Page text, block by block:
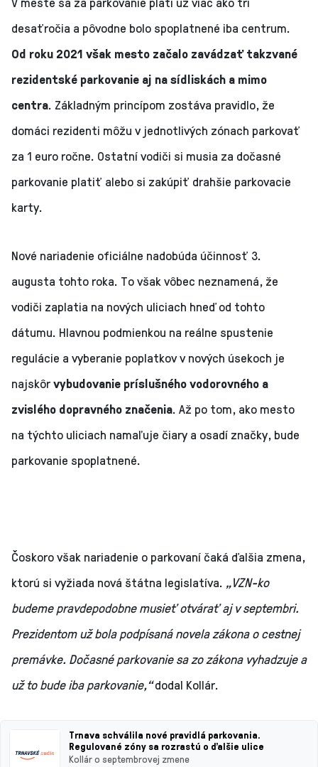
desaťročia a pôvodne bolo spoplatnené iba centrum.
Od roku 2021 však mesto začalo zavádzať takzvané
rezidentské parkovanie aj na sídliskách a mimo
centra. Základným princípom zostáva pravidlo, že
domáci rezidenti môžu v jednotlivých zónach parkovať
za 1 euro ročne. Ostatní vodiči si musia za dočasné
parkovanie platiť alebo si zakúpiť drahšie parkovacie
karty.
Nové nariadenie oficiálne nadobúda účinnosť 3.
augusta tohto roka. To však vôbec neznamená, že
vodiči zaplatia na nových uliciach hneď od tohto
dátumu. Hlavnou podmienkou na reálne spustenie
regulácie a vyberanie poplatkov v nových úsekoch je
najskôrvybudovanie príslušného vodorovného a
zvislého dopravného značenia. Až po tom, ako mesto
na týchto uliciach namaľuje čiary a osadí značky, bude
parkovanie spoplatnené.
Čoskoro však nariadenie o parkovaní čaká ďalšia zmena,
ktorú si vyžiada nová štátna legislatíva. „VZN-ko
budeme pravdepodobne musieť otvárať aj v septembri.
Prezidentom už bola podpísaná novela zákona o cestnej
premávke. Dočasné parkovanie sa zo zákona vyhadzuje a
už to bude iba parkovanie,“dodal Kollár.
Trnava schválila nové pravidlá parkovania.
Regulované zóny sa rozrastú o ďalšie ulice
Kollár o septembrovej zmene